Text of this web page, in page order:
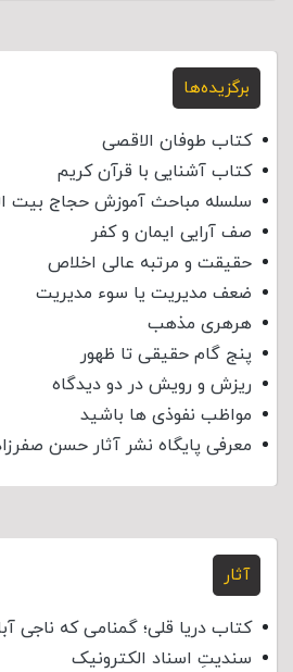
برگزیده‌ها
کتاب طوفان الاقصی
کتاب آشنایی با قرآن کریم
سلسله مباحث آموزش حجاج بیت
صف آرایی ایمان و کفر
حقیقت و مرتبه عالی اخلاص
ضعف مدیریت یا سوء مدیریت
هرهری مذهب
پنج گام حقیقی تا ظهور
ریزش و رویش در دو دیدگاه
مواظب نفوذی‌ ها باشید
معرفی پایگاه نشر آثار حسن
آثار
کتاب دریا قلی؛ گمنامی که ناجی
سندیتِ اسناد الکترونیک